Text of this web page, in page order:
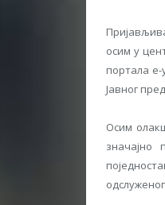
осим у
портала
Јавног
Осим
значајно